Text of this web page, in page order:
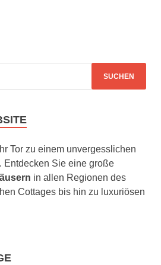
Tor zu einem unvergesslichen
. Entdecken Sie eine große
in allen Regionen des
Cottages bis hin zu luxuriösen